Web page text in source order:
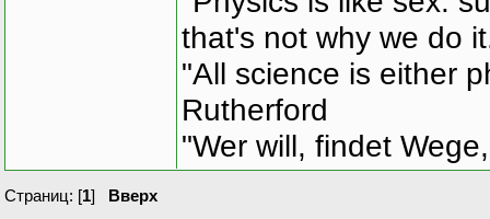
that's not why we do
"All science is either
Rutherford
"Wer will, findet
Страниц: [1] Вверх